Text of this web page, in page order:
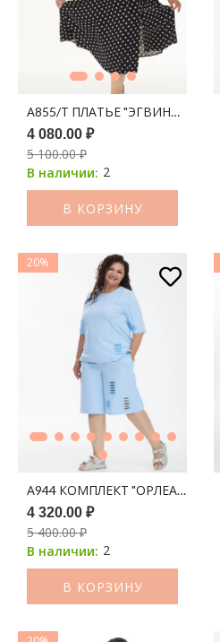
А855/Т ПЛАТЬЕ "ЭГВИНА"
4 080.00 ₽
5 100.00 ₽
В наличии: 2
В КОРЗИНУ
20%
А944 КОМПЛЕКТ "ОРЛЕАН"
4 320.00 ₽
5 400.00 ₽
В наличии: 2
В КОРЗИНУ